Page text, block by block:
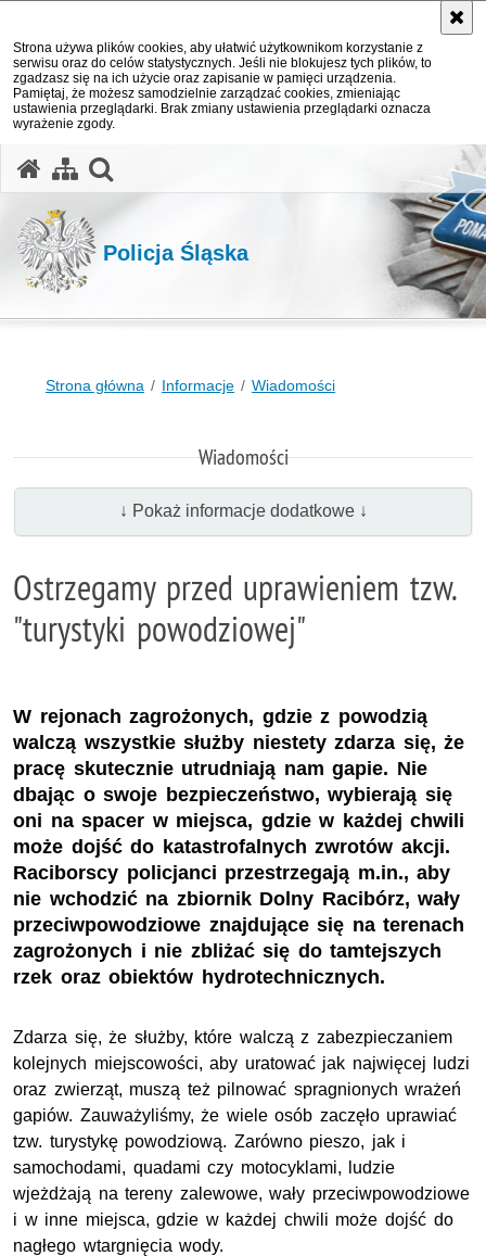
Strona używa plików cookies, aby ułatwić użytkownikom korzystanie z
serwisu oraz do celów statystycznych. Jeśli nie blokujesz tych plików, to
zgadzasz się na ich użycie oraz zapisanie w pamięci urządzenia.
Pamiętaj, że możesz samodzielnie zarządzać cookies, zmieniając
ustawienia przeglądarki. Brak zmiany ustawienia przeglądarki oznacza
wyrażenie zgody.
Policja Śląska
Strona główna Informacje Wiadomości
Wiadomości
↓ Pokaż informacje dodatkowe ↓
Ostrzegamy przed uprawieniem tzw.
"turystyki powodziowej"
W rejonach zagrożonych, gdzie z powodzią
walczą wszystkie służby niestety zdarza się, że
pracę skutecznie utrudniają nam gapie. Nie
dbając o swoje bezpieczeństwo, wybierają się
oni na spacer w miejsca, gdzie w każdej chwili
może dojść do katastrofalnych zwrotów akcji.
Raciborscy policjanci przestrzegają m.in., aby
nie wchodzić na zbiornik Dolny Racibórz, wały
przeciwpowodziowe znajdujące się na terenach
zagrożonych i nie zbliżać się do tamtejszych
rzek oraz obiektów hydrotechnicznych.
Zdarza się, że służby, które walczą z zabezpieczaniem
kolejnych miejscowości, aby uratować jak najwięcej ludzi
oraz zwierząt, muszą też pilnować spragnionych wrażeń
gapiów. Zauważyliśmy, że wiele osób zaczęło uprawiać
tzw. turystykę powodziową. Zarówno pieszo, jak i
samochodami, quadami czy motocyklami, ludzie
wjeżdżają na tereny zalewowe, wały przeciwpowodziowe
i w inne miejsca, gdzie w każdej chwili może dojść do
nagłego wtargnięcia wody.